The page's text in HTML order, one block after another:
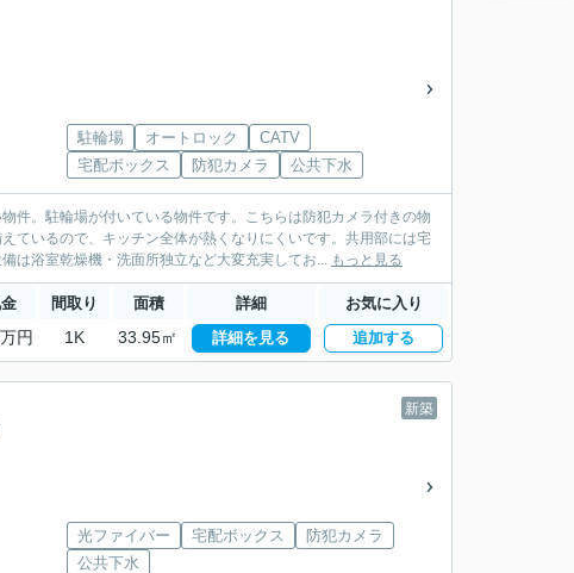
駐輪場 オートロック
CATV
宅配ボックス
防犯カメラ 公共下水
件。駐輪場が付いている物件です。こちらは防犯カメラ付きの物
ているので、キッチン全体が熱くなりにくいです。共用部には宅
は浴室乾燥機・洗面所独立など大変充実してお... もっと見る
間取り 面積 詳細 お気に入り
円 1K 33.95㎡ 詳細を見る 追加する
新築
光ファイバー 宅配ボックス
防犯カメラ
公共下水